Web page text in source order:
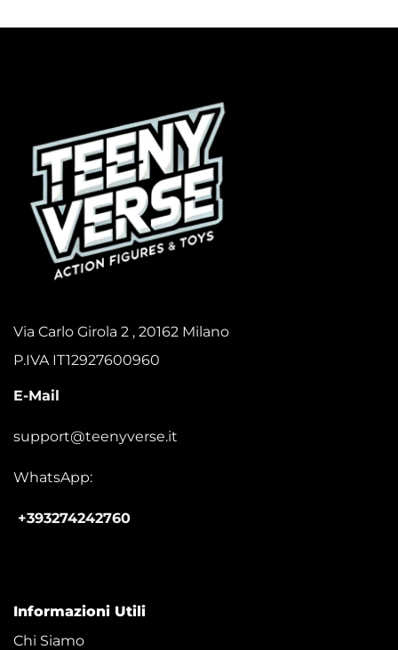
Via Carlo Girola 2 , 20162 Milano
P.IVA IT12927600960
E-Mail
support@teenyverse.it
WhatsApp:
+393274242760
Informazioni Utili
Chi Siamo